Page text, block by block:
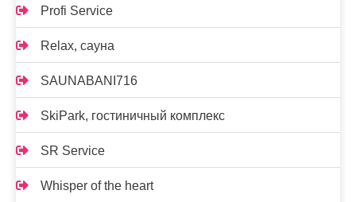
Profi Service
Relax, сауна
SAUNABANI716
SkiPark, гостиничный комплекс
SR Service
Whisper of the heart